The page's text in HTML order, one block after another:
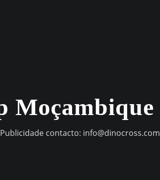
Moçambique
contacto: info@dinocross.com